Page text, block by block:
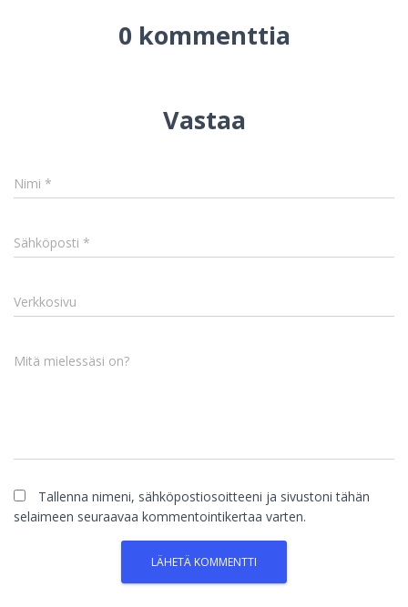
0 kommenttia
Vastaa
Nimi *
Sähköposti *
Verkkosivu
Mitä mielessäsi on?
Tallenna nimeni, sähköpostiosoitteeni ja sivustoni tähän
selaimeen seuraavaa kommentointikertaa varten.